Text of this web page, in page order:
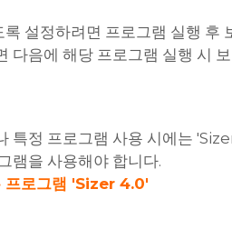
설정하려면 프로그램 실행 후
다음에 해당 프로그램 실행 시
특정 프로그램 사용 시에는
램을 사용해야 합니다.
프로그램 'Sizer 4.0'